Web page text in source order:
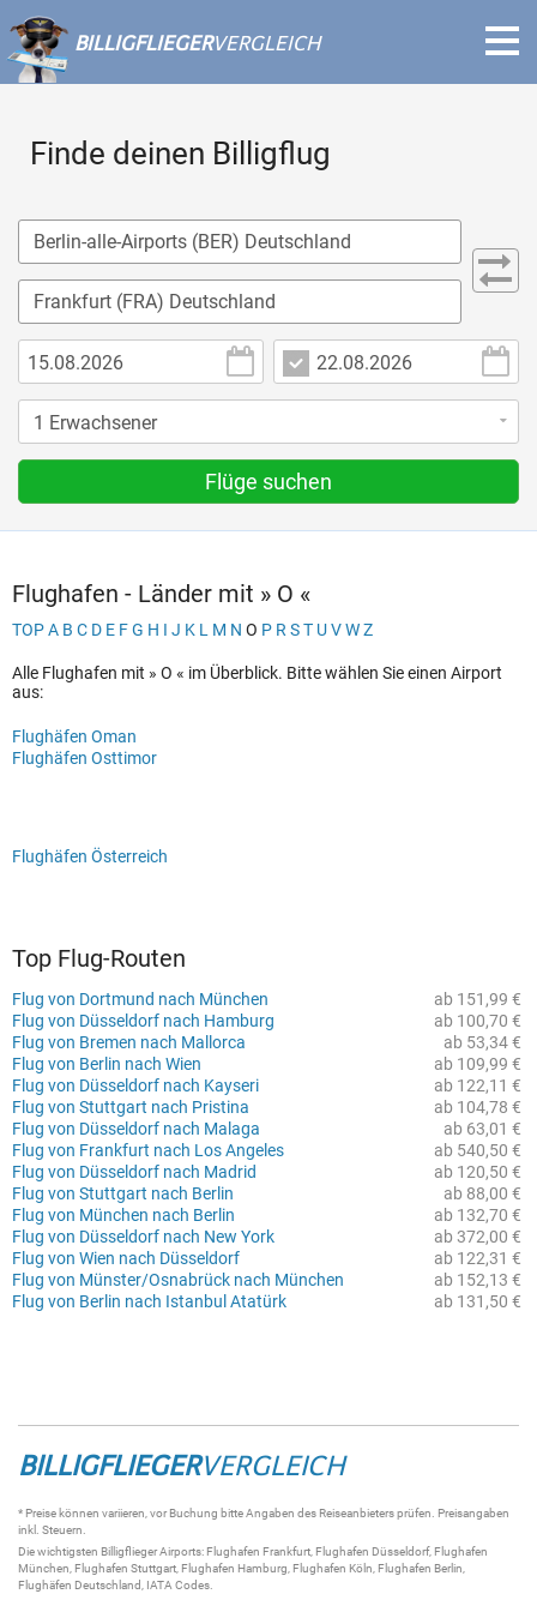
BILLIGFLIEGERVERGLEICH
Finde deinen Billigflug
Flüge suchen
Flughafen - Länder mit » O «
TOPA B C D E FG H I J K L M N O P R ST UVWZ
Alle Flughafen mit » O « im Überblick. Bitte wählen Sie einen Airport
aus:
Flughäfen Oman
Flughäfen Osttimor
Flughäfen Österreich
Top Flug-Routen
ab 151,99 €
Flug von Dortmund nach München
ab 100,70 €
Flug von Düsseldorf nach Hamburg
ab 53,34 €
Flug von Bremen nach Mallorca
ab 109,99 €
Flug von Berlin nach Wien
ab 122,11 €
Flug von Düsseldorf nach Kayseri
ab 104,78 €
Flug von Stuttgart nach Pristina
ab 63,01 €
Flug von Düsseldorf nach Malaga
ab 540,50 €
Flug von Frankfurt nach Los Angeles
ab 120,50 €
Flug von Düsseldorf nach Madrid
ab 88,00 €
Flug von Stuttgart nach Berlin
ab 132,70 €
Flug von München nach Berlin
ab 372,00 €
Flug von Düsseldorf nach New York
ab 122,31 €
Flug von Wien nach Düsseldorf
ab 152,13 €
Flug von Münster/Osnabrück nach München
ab 131,50 €
Flug von Berlin nach Istanbul Atatürk
BILLIGFLIEGERVERGLEICH
* Preise können variieren, vor Buchung bitte Angaben des Reiseanbieters prüfen. Preisangaben
inkl. Steuern.
Die wichtigsten BilligfliegerAirports: Flughafen Frankfurt Flughafen Düsseldorf, Flughafen
München Flughafen Stuttgart Flughafen Hamburg Flughafen Köln Flughafen Berlin
Flughäfen Deutschland
IATA Codes